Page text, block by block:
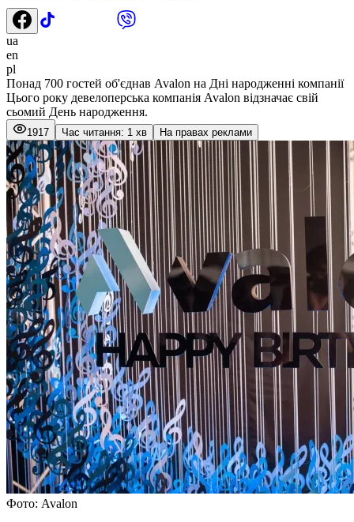
ua
en
pl
Понад 700 гостей об'єднав Avalon на Дні народженні компанії
Цього року девелоперська компанія Avalon відзначає свій
сьомий День народження.
1917 Час читання: 1 хв На правах реклами
Фото: Avalon